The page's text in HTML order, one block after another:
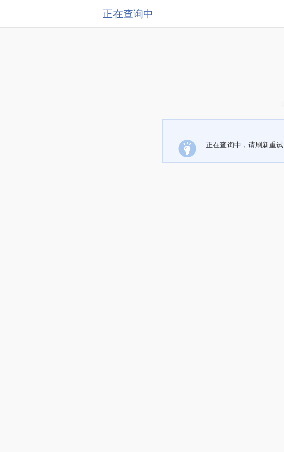
正在查询中
正在查询中，请刷新重试